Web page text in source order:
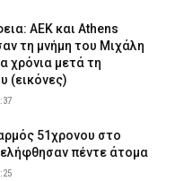
ΑΕΚ και Athens
τη μνήμη του Μιχάλη
χρόνια μετά τη
(εικόνες)
51χρονου στο
πέντε άτομα